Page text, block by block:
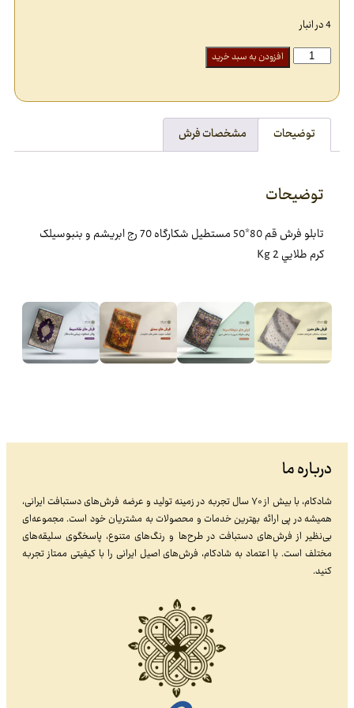
4 در انبار
افزودن به سبد خرید
توضیحات مشخصات فرش
توضیحات
تابلو فرش قم 80*50 مستطيل شکارگاه 70 رج ابريشم و بنبوسيلک
کرم طلايي 2 Kg
درباره ما
شادکام، با بیش از ۷۰ سال تجربه در زمینه تولید و عرضه فرش‌های دستبافت ایرانی،
همیشه در پی ارائه بهترین خدمات و محصولات به مشتریان خود است. مجموعه‌ای
بی‌نظیر از فرش‌های دستبافت در طرح‌ها و رنگ‌های متنوع، پاسخگوی سلیقه‌های
مختلف است. با اعتماد به شادکام، فرش‌های اصیل ایرانی را با کیفیتی ممتاز تجربه
کنید.